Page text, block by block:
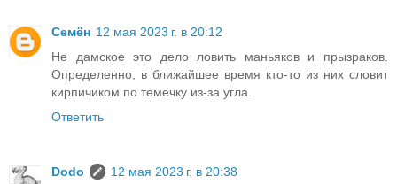
Семён 12 мая 2023 г. в 20:12
Не дамское это дело ловить маньяков и прызраков.
Определенно, в ближайшее время кто-то из них словит
кирпичиком по темечку из-за угла.
Ответить
Dodo
12 мая 2023 г. в 20:38